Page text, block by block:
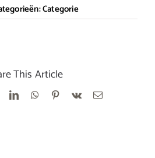
Categorie
This Article
LinkedInWhatsApp
Pinterest
Vk
E-